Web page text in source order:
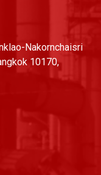
Nakornchaisri
10170,